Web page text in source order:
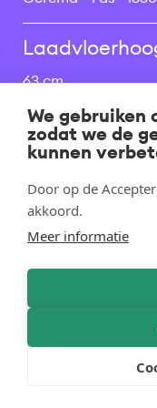
We gebruiken
zodat we de
kunnen
Door op de
akkoord.
Meer informatie
63 cm
Oprijsysteem
Geen
Niet kantelbaar
Opbouw &
Borden (30 cm
Huiven &